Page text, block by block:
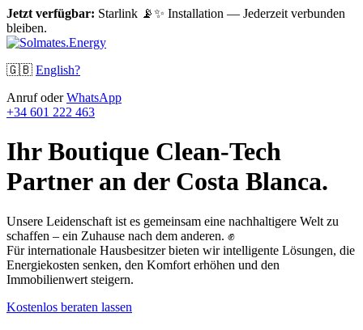
Jetzt verfügbar: Starlink 📡✨ Installation — Jederzeit verbunden
bleiben.
🇬🇧 English?
Anruf oderWhatsApp
+34 601 222 463
Ihr Boutique Clean-Tech
Partner an der Costa Blanca.
Unsere Leidenschaft ist es gemeinsam eine nachhaltigere Welt zu
schaffen – ein Zuhause nach dem anderen. ✊
Für internationale Hausbesitzer bieten wir intelligente Lösungen, die
Energiekosten senken, den Komfort erhöhen und den
Immobilienwert steigern.
Kostenlos beraten lassen